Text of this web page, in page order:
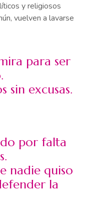
y religiosos
vuelven a lavarse
para ser
sin excusas.
por falta
nadie quiso
la